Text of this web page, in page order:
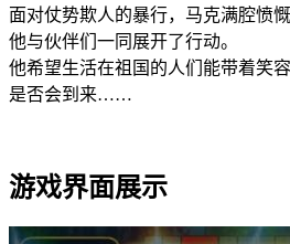
面对仗势欺人的暴行，马克满腔愤
他与伙伴们一同展开了行动。
他希望生活在祖国的人们能带着笑
是否会到来……
游戏界面展示